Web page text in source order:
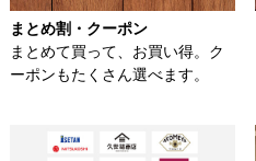
まとめ割・クーポン
まとめて買って、お買い得。ク
ーポンもたくさん選べます。